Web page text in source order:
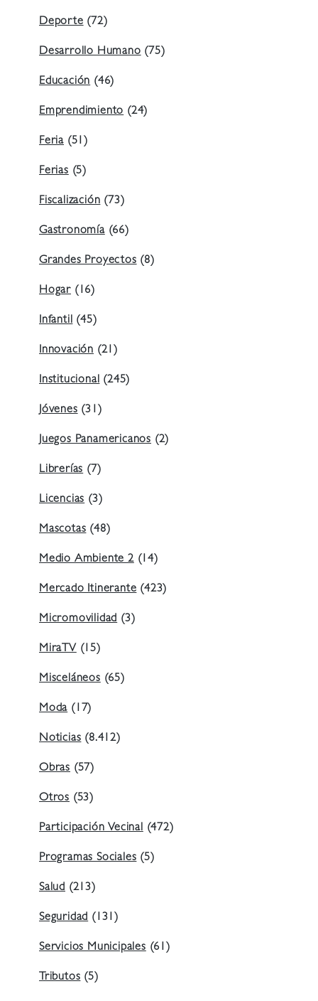
Deporte(72)
Desarrollo Humano(75)
Educación(46)
Emprendimiento(24)
Feria (51)
Ferias(5)
Fiscalización(73)
Gastronomía(66)
Grandes Proyectos(8)
Hogar (16)
Infantil(45)
Innovación (21)
Institucional(245)
Jóvenes(31)
Juegos Panamericanos (2)
Librerías(7)
Licencias(3)
Mascotas(48)
Medio Ambiente 2(14)
Mercado Itinerante(423)
Micromovilidad(3)
MiraTV(15)
Misceláneos(65)
Moda(17)
Noticias(8.412)
Obras (57)
Otros (53)
Participación Vecinal(472)
Programas Sociales(5)
Salud (213)
Seguridad(131)
Servicios Municipales(61)
Tributos(5)